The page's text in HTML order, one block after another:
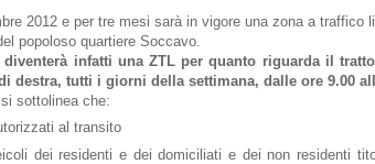
2012 e per tre mesi sarà in vigore una zona a traffico
popoloso quartiere Soccavo.
diventerà infatti una ZTL per quanto riguarda il
destra, tutti i giorni della settimana, dalle ore 9.00
sottolinea che:
al transito
dei residenti e dei domiciliati e dei non residenti